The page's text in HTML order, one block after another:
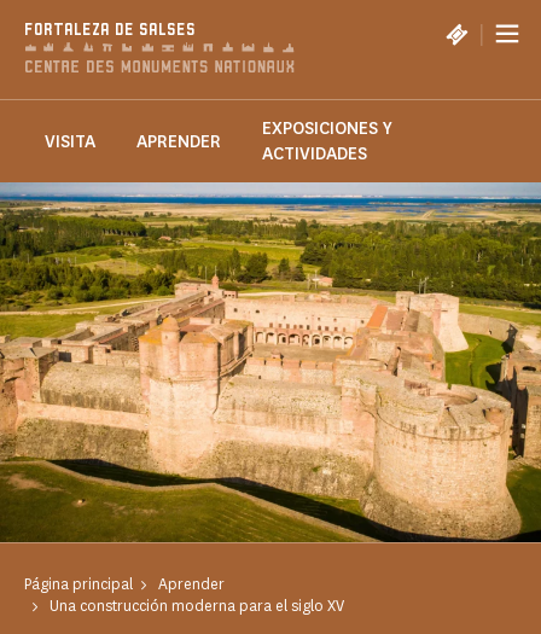
FORTALEZA DE SALSES |
VISITA APRENDER
EXPOSICIONES Y
ACTIVIDADES
Página principal
Aprender
Una construcción moderna para el siglo XV